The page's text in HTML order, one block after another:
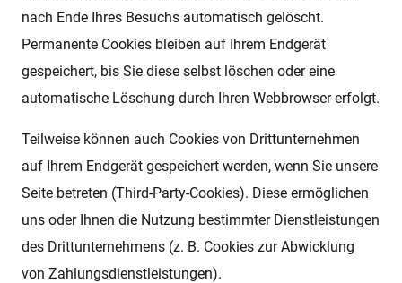
nach Ende Ihres Besuchs automatisch gelöscht.
Permanente Cookies bleiben auf Ihrem Endgerät
gespeichert, bis Sie diese selbst löschen oder eine
automatische Löschung durch Ihren Webbrowser erfolgt.
Teilweise können auch Cookies von Drittunternehmen
auf Ihrem Endgerät gespeichert werden, wenn Sie unsere
Seite betreten (Third-Party-Cookies). Diese ermöglichen
uns oder Ihnen die Nutzung bestimmter Dienstleistungen
des Drittunternehmens (z. B. Cookies zur Abwicklung
von Zahlungsdienstleistungen).